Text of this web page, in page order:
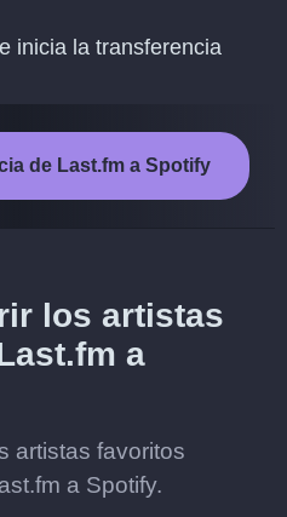
inicia la transferencia
de Last.fm a Spotify
los artistas
a
artistas favoritos
a Spotify.